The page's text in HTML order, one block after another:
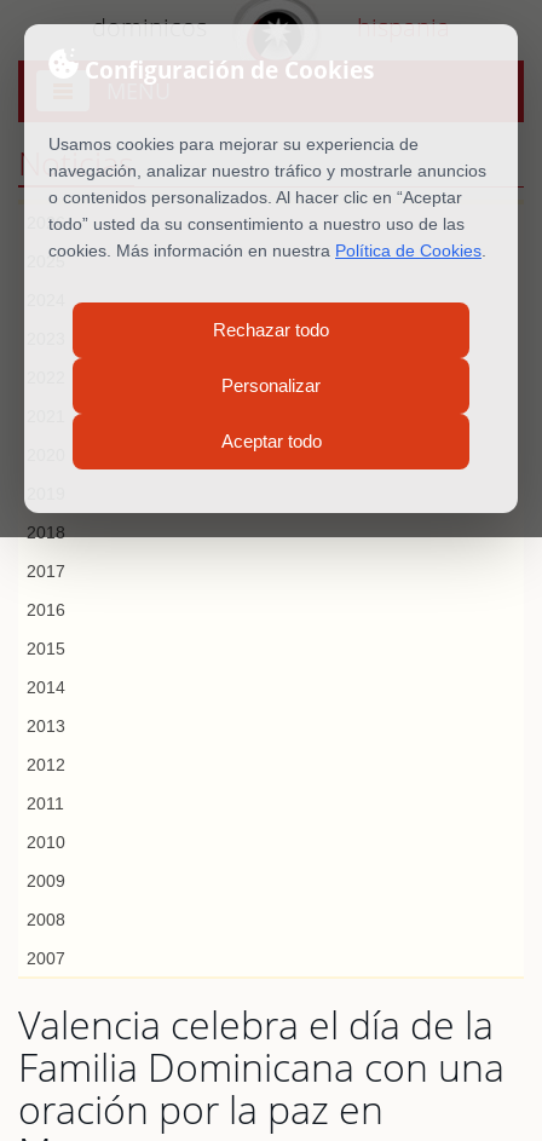
Configuración de Cookies
Usamos cookies para mejorar su experiencia de
navegación, analizar nuestro tráfico y mostrarle anuncios
o contenidos personalizados. Al hacer clic en “Aceptar
todo” usted da su consentimiento a nuestro uso de las
cookies. Más información en nuestra Política de Cookies
Rechazar todo
Personalizar
Aceptar todo
dominicos hispania
MENU
Noticias
2026
2025
2018
2017
2016
2015
2014
2013
2012
2011
2010
2009
2008
2007
Valencia celebra el día de la
Familia Dominicana con una
oración por la paz en